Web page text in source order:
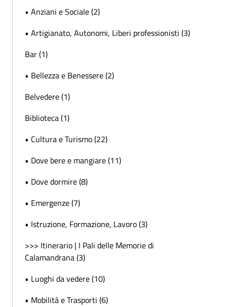
• Anziani e Sociale (2)
• Artigianato, Autonomi, Liberi professionisti (3)
Bar (1)
• Bellezza e Benessere (2)
Belvedere (1)
Biblioteca (1)
• Cultura e Turismo (22)
• Dove bere e mangiare (11)
• Dove dormire (8)
• Emergenze (7)
• Istruzione, Formazione, Lavoro (3)
>>> Itinerario | I Pali delle Memorie di
Calamandrana (3)
• Luoghi da vedere (10)
• Mobilità e Trasporti (6)